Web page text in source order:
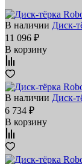
В наличии Диск-
11 096 ₽
В корзину
В наличии Диск-
6 734 ₽
В корзину